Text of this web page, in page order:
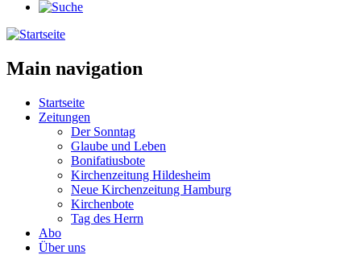
Main navigation
Startseite
Zeitungen
Der Sonntag
Glaube und Leben
Bonifatiusbote
Kirchenzeitung Hildesheim
Neue Kirchenzeitung Hamburg
Kirchenbote
Tag des Herrn
Abo
Über uns